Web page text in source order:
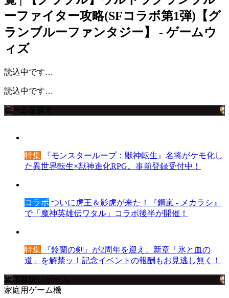
ーファイター攻略(SFコラボ第1弾)【グ
ランブルーファンタジー】 - ゲームウ
ィズ
読込中です…
読込中です…
ゲームを探す
特集 『モンスターループ：獣神転生』名将がケモ化し
た異世界転生×獣神進化RPG。事前登録受付中！
コラボ ついに虎王＆影虎が来た！『鋼嵐 - メカラシ』
で「魔神英雄伝ワタル」コラボ後半が開催！
特集 『鈴蘭の剣』が2周年を迎え、新章「氷と血の
道」を解禁ッ！記念イベントの報酬もお見逃し無く！
攻略取扱いゲーム
家庭用ゲーム機